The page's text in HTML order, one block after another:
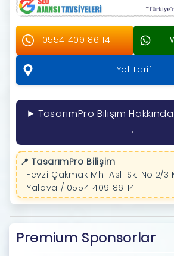
0554 409 86 14
Yol Tarifi
TasarımPro Bilişim
→
📍 TasarımPro Bilişim
Fevzi Çakmak Mh. Aslı Sk. No:2/3
Yalova / 0554 409 86 14
Premium Sponsorlar